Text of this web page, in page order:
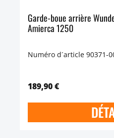
Garde-boue arrière
Amierca 1250
Numéro d´article 90371-
189,90 €